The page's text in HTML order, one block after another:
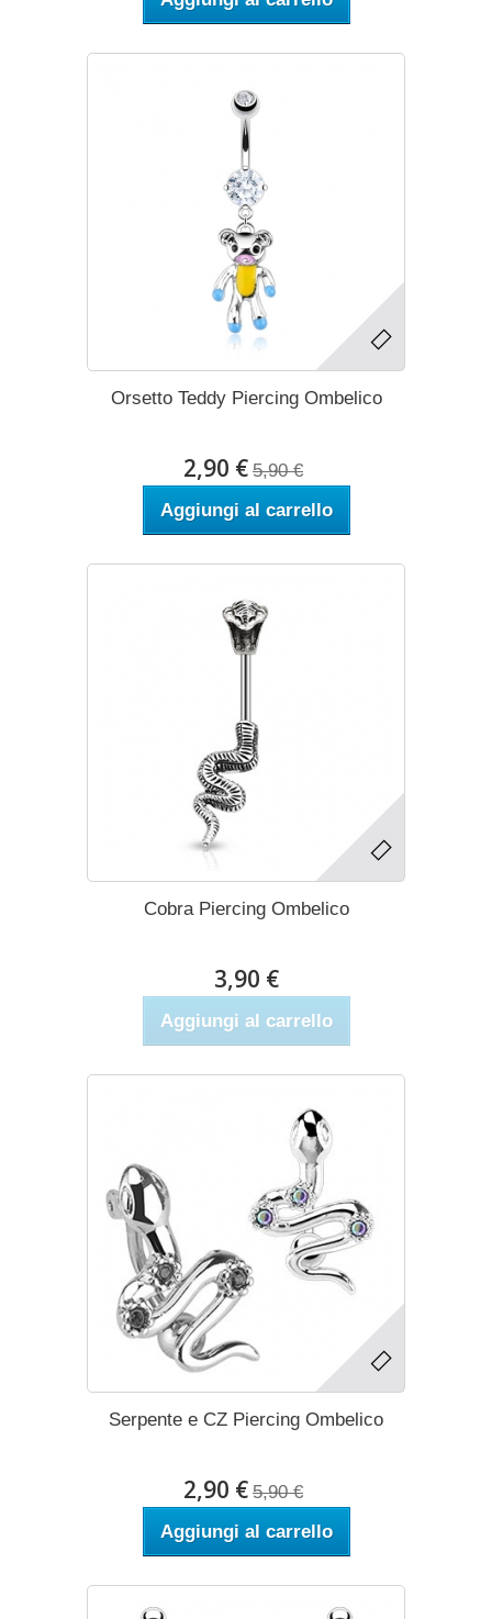
Orsetto Teddy Piercing Ombelico
2,90 € 5,90 €
Aggiungi al carrello
Cobra Piercing Ombelico
3,90 €
Aggiungi al carrello
Serpente e CZ Piercing Ombelico
2,90 € 5,90 €
Aggiungi al carrello